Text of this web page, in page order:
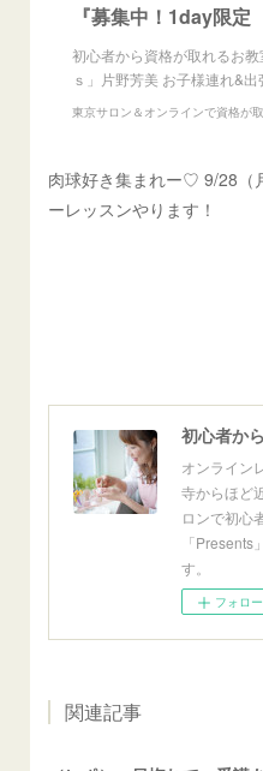
初心者から資格が取れ
ｓ」片野芳美 お子様連れ&
肉球好き集まれー♡ 9/28（
ーレッスンやります！
オンライン
寺からほど
ロンで初心
「
す。
フォロー
関連記事